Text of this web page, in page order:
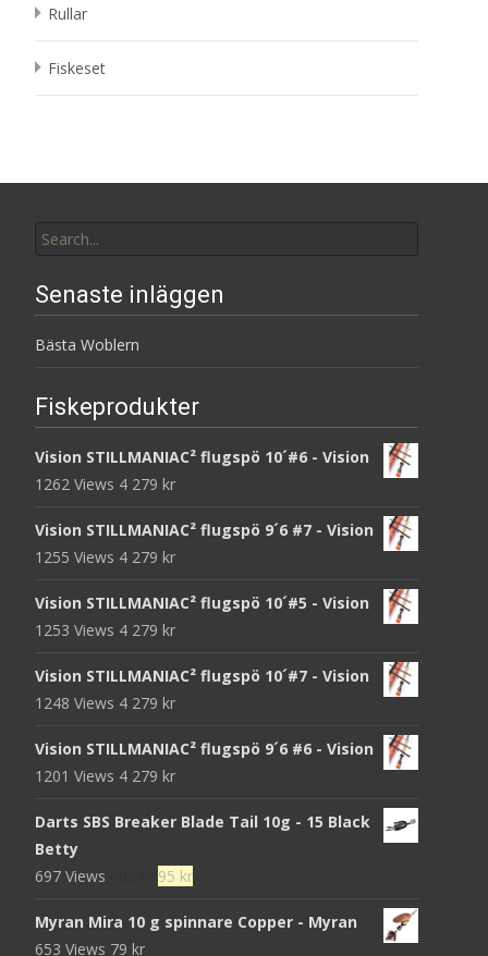
Rullar
Fiskeset
for:
Senaste inläggen
Bästa Woblern
Fiskeprodukter
Vision STILLMANIAC² flugspö 10´#6 - Vision
1262 Views 4 279 kr
Vision STILLMANIAC² flugspö 9´6 #7 - Vision
1255 Views 4 279 kr
Vision STILLMANIAC² flugspö 10´#5 - Vision
1253 Views 4 279 kr
Vision STILLMANIAC² flugspö 10´#7 - Vision
1248 Views 4 279 kr
Vision STILLMANIAC² flugspö 9´6 #6 - Vision
1201 Views 4 279 kr
Darts SBS Breaker Blade Tail 10g - 15 Black
Betty
697 Views
Det
priset
95 krDet
priset
Myran Mira 10 g spinnare Copper - Myran
653 Views 79 kr